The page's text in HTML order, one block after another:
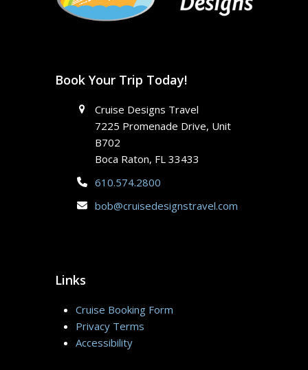
Book Your Trip Today!
Cruise Designs Travel
7225 Promenade Drive, Unit
B702
Boca Raton, FL 33433
610.574.2800
bob@cruisedesignstravel.com
Links
Cruise Booking Form
Privacy Terms
Accessibility